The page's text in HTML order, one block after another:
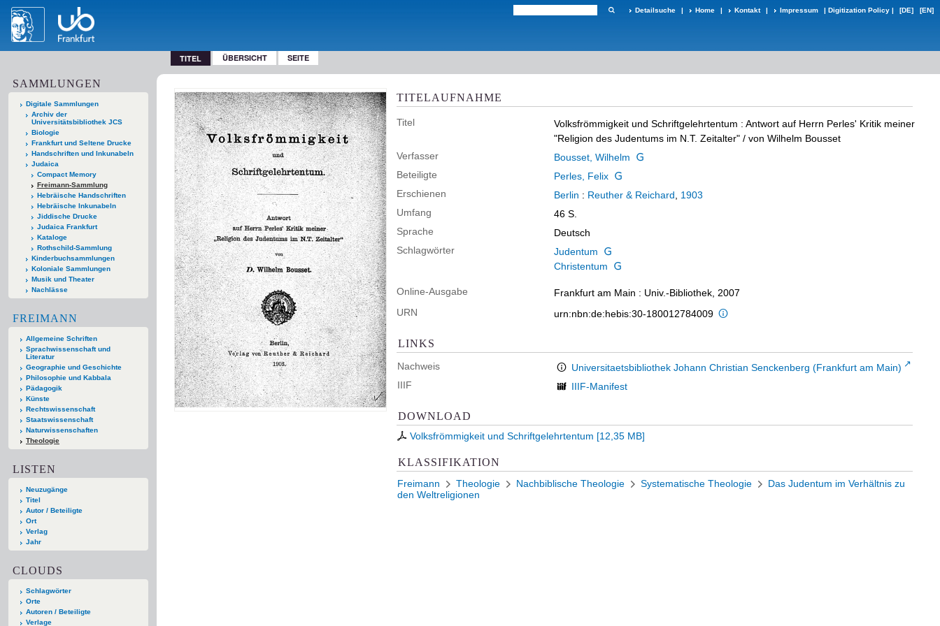
Detailsuche | Home | Kontakt | Impressum | Digitization Policy | [DE] [EN]
TITEL ÜBERSICHT SEITE
SAMMLUNGEN
Digitale Sammlungen
Archiv der
Universitätsbibliothek JCS
Biologie
Frankfurt und Seltene Drucke
Handschriften und Inkunabeln
Judaica
Compact Memory
Freimann-Sammlung
Hebräische Handschriften
Hebräische Inkunabeln
Jiddische Drucke
Judaica Frankfurt
Kataloge
Rothschild-Sammlung
Kinderbuchsammlungen
Koloniale Sammlungen
Musik und Theater
Nachlässe
FREIMANN
Allgemeine Schriften
Sprachwissenschaft und
Literatur
Geographie und Geschichte
Philosophie und Kabbala
Pädagogik
Künste
Rechtswissenschaft
Staatswissenschaft
Naturwissenschaften
Theologie
LISTEN
Neuzugänge
Titel
Autor / Beteiligte
Ort
Verlag
Jahr
CLOUDS
Schlagwörter
Orte
Autoren / Beteiligte
Verlage
TITELAUFNAHME
Titel Volksfrömmigkeit und Schriftgelehrtentum : Antwort auf Herrn Perles' Kritik meiner
"Religion des Judentums im N.T. Zeitalter" / von Wilhelm Bousset
Verfasser
Bousset, Wilhelm
Beteiligte
Perles, Felix
Erschienen
Berlin : Reuther & Reichard
1903
Umfang
46 S.
Sprache
Deutsch
Schlagwörter
Judentum
Christentum
Online-Ausgabe
Frankfurt am Main : Univ.-Bibliothek, 2007
URN
urn:nbn:de:hebis:30-180012784009
LINKS
Nachweis
Universitaetsbibliothek Johann Christian Senckenberg (Frankfurt am Main)
IIIF
IIIF-Manifest
DOWNLOAD
Volksfrömmigkeit und Schriftgelehrtentum [12,35 MB]
KLASSIFIKATION
Freimann Theologie Nachbiblische Theologie Systematische Theologie
Das Judentum im Verhältnis zu
den Weltreligionen